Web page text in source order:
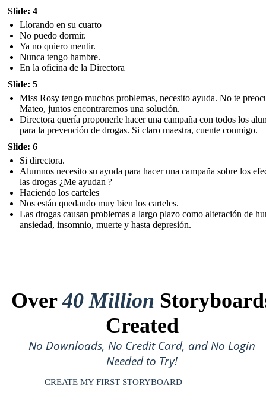
Slide: 4
Llorando en su cuarto
No puedo dormir.
Ya no quiero mentir.
Nunca tengo hambre.
En la oficina de la Directora
Slide: 5
Miss Rosy tengo muchos problemas, necesito ayuda. No te
Mateo, juntos encontraremos una solución.
Directora quería proponerle hacer una campaña con todos los
para la prevención de drogas. Si claro maestra, cuente conmigo.
Slide: 6
Si directora.
Alumnos necesito su ayuda para hacer una campaña sobre los
las drogas ¿Me ayudan ?
Haciendo los carteles
Nos están quedando muy bien los carteles.
Las drogas causan problemas a largo plazo como alteración de
ansiedad, insomnio, muerte y hasta depresión.
Over40 Million
Created
No Downloads, No Credit Card, and No Login
Needed to Try!
CREATE MY FIRST STORYBOARD